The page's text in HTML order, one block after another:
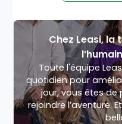
Chez Leasi, la
Toute l'équipe
quotidien pour
jour, vous êtes de
rejoindre l’aventure.